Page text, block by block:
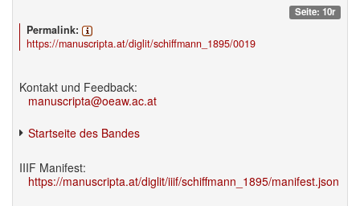
Seite: 10r
Permalink:
https://manuscripta.at/diglit/schiffmann_1895/0019
Kontakt und Feedback:
manuscripta@oeaw.ac.at
Startseite des Bandes
IIIF Manifest:
https://manuscripta.at/diglit/iiif/schiffmann_1895/manifest.json